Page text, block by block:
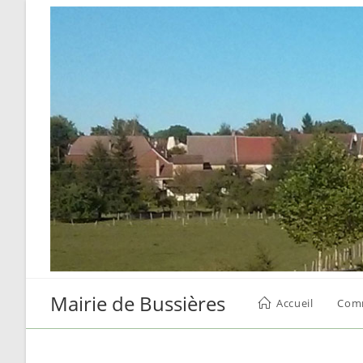
Mairie de Bussières Accueil